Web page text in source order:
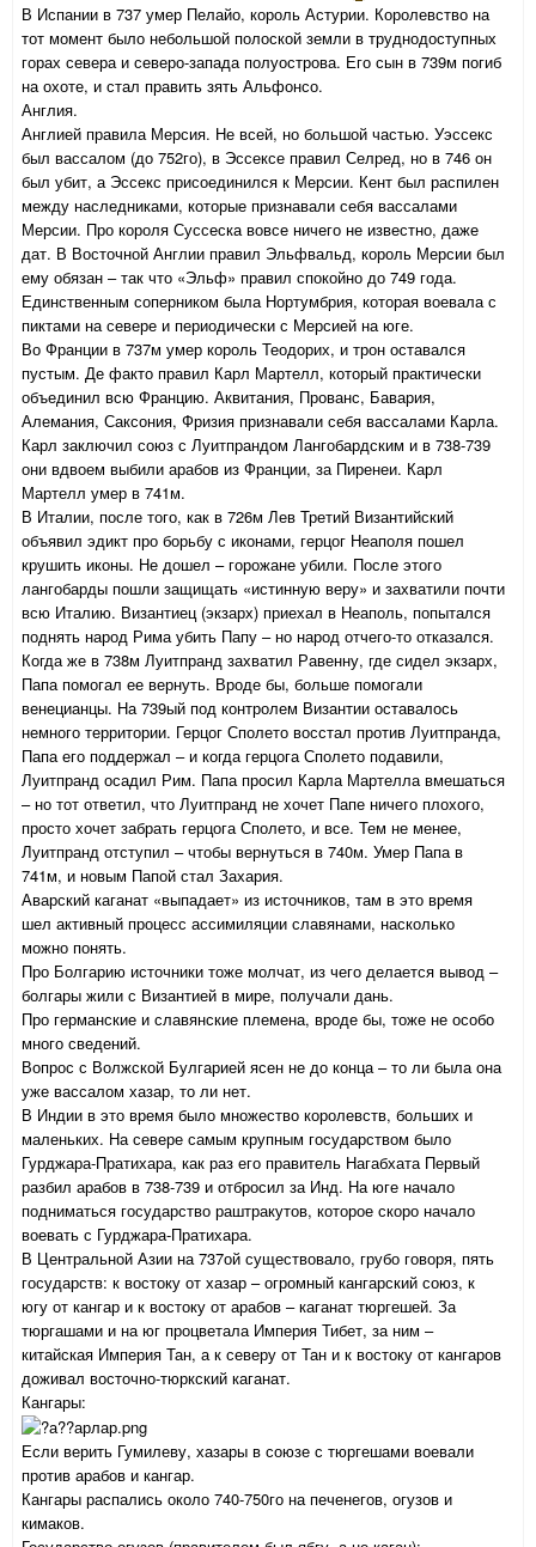
В Испании в 737 умер Пелайо, король Астурии. Королевство на
тот момент было небольшой полоской земли в труднодоступных
горах севера и северо-запада полуострова. Его сын в 739м погиб
на охоте, и стал править зять Альфонсо.
Англия.
Англией правила Мерсия. Не всей, но большой частью. Уэссекс
был вассалом (до 752го), в Эссексе правил Селред, но в 746 он
был убит, а Эссекс присоединился к Мерсии. Кент был распилен
между наследниками, которые признавали себя вассалами
Мерсии. Про короля Суссеска вовсе ничего не известно, даже
дат. В Восточной Англии правил Эльфвальд, король Мерсии был
ему обязан – так что «Эльф» правил спокойно до 749 года.
Единственным соперником была Нортумбрия, которая воевала с
пиктами на севере и периодически с Мерсией на юге.
Во Франции в 737м умер король Теодорих, и трон оставался
пустым. Де факто правил Карл Мартелл, который практически
объединил всю Францию. Аквитания, Прованс, Бавария,
Алемания, Саксония, Фризия признавали себя вассалами Карла.
Карл заключил союз с Луитпрандом Лангобардским и в 738-739
они вдвоем выбили арабов из Франции, за Пиренеи. Карл
Мартелл умер в 741м.
В Италии, после того, как в 726м Лев Третий Византийский
объявил эдикт про борьбу с иконами, герцог Неаполя пошел
крушить иконы. Не дошел – горожане убили. После этого
лангобарды пошли защищать «истинную веру» и захватили почти
всю Италию. Византиец (экзарх) приехал в Неаполь, попытался
поднять народ Рима убить Папу – но народ отчего-то отказался.
Когда же в 738м Луитпранд захватил Равенну, где сидел экзарх,
Папа помогал ее вернуть. Вроде бы, больше помогали
венецианцы. На 739ый под контролем Византии оставалось
немного территории. Герцог Сполето восстал против Луитпранда,
Папа его поддержал – и когда герцога Сполето подавили,
Луитпранд осадил Рим. Папа просил Карла Мартелла вмешаться
– но тот ответил, что Луитпранд не хочет Папе ничего плохого,
просто хочет забрать герцога Сполето, и все. Тем не менее,
Луитпранд отступил – чтобы вернуться в 740м. Умер Папа в
741м, и новым Папой стал Захария.
Аварский каганат «выпадает» из источников, там в это время
шел активный процесс ассимиляции славянами, насколько
можно понять.
Про Болгарию источники тоже молчат, из чего делается вывод –
болгары жили с Византией в мире, получали дань.
Про германские и славянские племена, вроде бы, тоже не особо
много сведений.
Вопрос с Волжской Булгарией ясен не до конца – то ли была она
уже вассалом хазар, то ли нет.
В Индии в это время было множество королевств, больших и
маленьких. На севере самым крупным государством было
Гурджара-Пратихара, как раз его правитель Нагабхата Первый
разбил арабов в 738-739 и отбросил за Инд. На юге начало
подниматься государство раштракутов, которое скоро начало
воевать с Гурджара-Пратихара.
В Центральной Азии на 737ой существовало, грубо говоря, пять
государств: к востоку от хазар – огромный кангарский союз, к
югу от кангар и к востоку от арабов – каганат тюргешей. За
тюргашами и на юг процветала Империя Тибет, за ним –
китайская Империя Тан, а к северу от Тан и к востоку от кангаров
доживал восточно-тюркский каганат.
Кангары:
Если верить Гумилеву, хазары в союзе с тюргешами воевали
против арабов и кангар.
Кангары распались около 740-750го на печенегов, огузов и
кимаков.